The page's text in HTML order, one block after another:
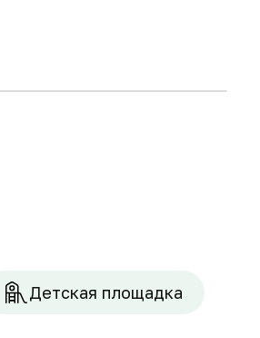
Детская площадка